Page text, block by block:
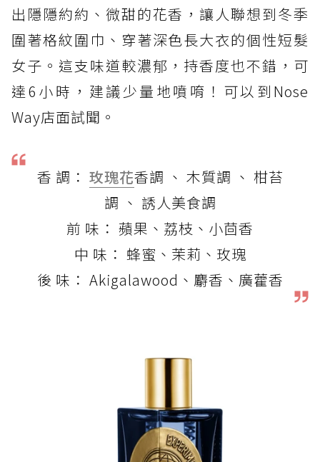
出隱隱約約、微甜的花香，讓人聯想到冬季
圍著格紋圍巾、穿著深色長大衣的個性短髮
女子。這支味道較濃郁，持香度也不錯，可
達6小時，建議少量地噴唷！可以到Nose
Way店面試聞。
香 調： 玫瑰花香調 、 木質調 、 柑苔
調 、 誘人美食調
前 味： 蘋果、荔枝、小茴香
中 味： 蜂蜜、茉莉、玫瑰
後 味： Akigalawood、麝香、廣藿香